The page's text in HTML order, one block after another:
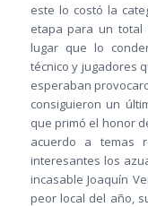
este lo costó la
etapa para un
lugar que lo
técnico y jugadores
esperaban
consiguieron un
que primó el honor
acuerdo a temas
interesantes los
incasable Joaquín
peor local del año,